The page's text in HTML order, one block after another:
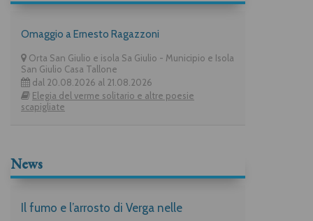
Omaggio a Ernesto Ragazzoni
Orta San Giulio e isola Sa Giulio - Municipio e Isola
San Giulio Casa Tallone
dal 20.08.2026 al 21.08.2026
Elegia del verme solitario e altre poesie
scapigliate
News
Il fumo e l’arrosto di Verga nelle